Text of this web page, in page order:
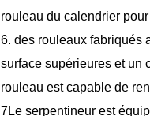
rouleau du calendrier
6. des rouleaux fabriqués
surface supérieures et un
rouleau est capable de
7Le serpentineur est